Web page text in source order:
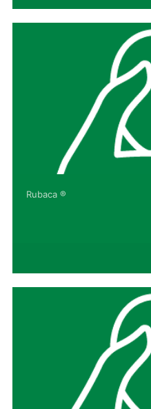
Rubaca ®